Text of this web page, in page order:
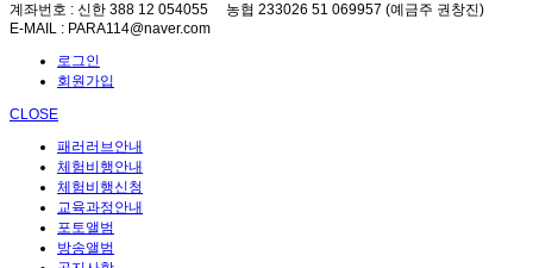
계좌번호 : 신한 388 12 054055 농협 233026 51 069957 (예금주 권창진)
E-MAIL : PARA114@naver.com
로그인
회원가입
CLOSE
패러러브안내
체험비행안내
체험비행신청
교육과정안내
포토앨범
방송앨범